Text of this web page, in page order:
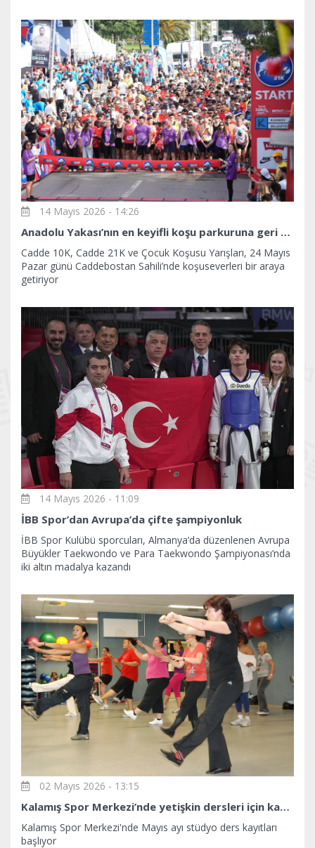
14 Mayıs 2026 - 14:26
Anadolu Yakası’nın en keyifli koşu parkuruna geri sayım
Cadde 10K, Cadde 21K ve Çocuk Koşusu Yarışları, 24 Mayıs
Pazar günü Caddebostan Sahili’nde koşuseverleri bir araya
getiriyor
14 Mayıs 2026 - 11:09
İBB Spor’dan Avrupa’da çifte şampiyonluk
İBB Spor Kulübü sporcuları, Almanya’da düzenlenen Avrupa
Büyükler Taekwondo ve Para Taekwondo Şampiyonası’nda
iki altın madalya kazandı
02 Mayıs 2026 - 13:15
Kalamış Spor Merkezi’nde yetişkin dersleri için kayıtlar başlıyor
Kalamış Spor Merkezi'nde Mayıs ayı stüdyo ders kayıtları
başlıyor